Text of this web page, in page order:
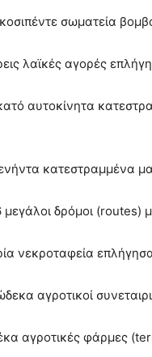
σωματεία
λαϊκές αγορές
αυτοκίνητα
κατεστραμμένα
μεγάλοι δρόμοι (routes)
νεκροταφεία
αγροτικοί
αγροτικές φάρμες